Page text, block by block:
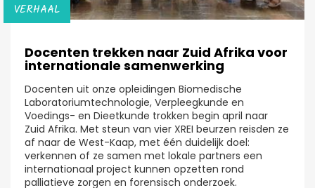
VERHAAL
Docenten trekken naar Zuid Afrika voor
internationale samenwerking
Docenten uit onze opleidingen Biomedische
Laboratoriumtechnologie, Verpleegkunde en
Voedings- en Dieetkunde trokken begin april naar
Zuid Afrika. Met steun van vier XREI beurzen reisden ze
af naar de West-Kaap, met één duidelijk doel:
verkennen of ze samen met lokale partners een
internationaal project kunnen opzetten rond
palliatieve zorgen en forensisch onderzoek.